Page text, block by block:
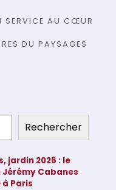
SERVICE AU CŒUR
DU PAYSAGES
Rechercher
jardin 2026 : le
Cabanes
Paris